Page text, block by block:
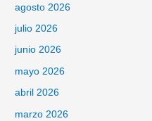
agosto 2026
julio 2026
junio 2026
mayo 2026
abril 2026
marzo 2026